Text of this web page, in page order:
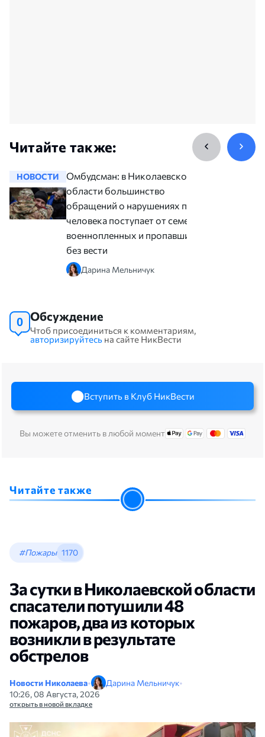
Читайте также:
НОВОСТИ
Омбудсман: в Николаевской
области большинство
обращений о нарушениях прав
человека поступает от семей
военнопленных и пропавших
без вести
Дарина Мельничук
0 Обсуждение
Чтоб присоединиться к комментариям,
авторизируйтесь на сайте НикВести
Вступить в Клуб НикВести
Вы можете отменить в любой момент
Читайте также
#Пожары 1170
За сутки в Николаевской области
спасатели потушили 48
пожаров, два из которых
возникли в результате
обстрелов
Новости Николаева• Дарина Мельничук•
10:26, 08 Августа, 2026
открыть в новой вкладке